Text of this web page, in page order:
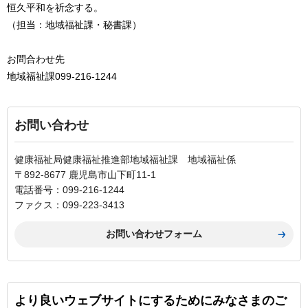
恒久平和を祈念する。
（担当：地域福祉課・秘書課）
お問合わせ先
地域福祉課099-216-1244
お問い合わせ
健康福祉局健康福祉推進部地域福祉課 地域福祉係
〒892-8677 鹿児島市山下町11-1
電話番号：099-216-1244
ファクス：099-223-3413
より良いウェブサイトにするためにみなさまのご